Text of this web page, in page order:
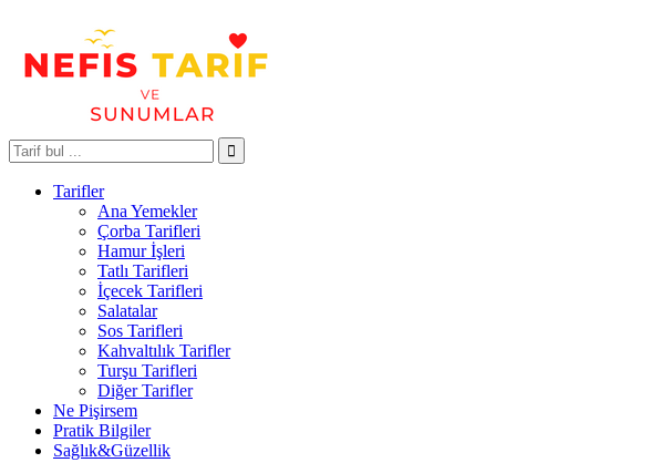
Tarifler
Ana Yemekler
Çorba Tarifleri
Hamur İşleri
Tatlı Tarifleri
İçecek Tarifleri
Salatalar
Sos Tarifleri
Kahvaltılık Tarifler
Turşu Tarifleri
Diğer Tarifler
Ne Pişirsem
Pratik Bilgiler
Sağlık&Güzellik